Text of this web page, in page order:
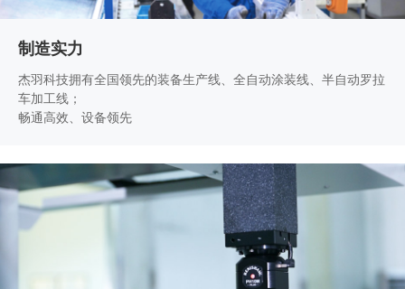
制造实力
杰羽科技拥有全国领先的装备生产线、全自动涂装线、半自动罗拉
车加工线；
畅通高效、设备领先